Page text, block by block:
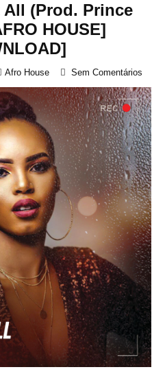
All (Prod. Prince
HOUSE]
Afro House Sem Comentários